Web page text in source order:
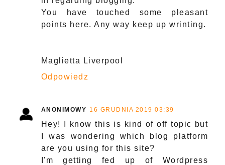
You have touched some pleasant
points here. Any way keep up wrinting.
Maglietta Liverpool
Odpowiedz
ANONIMOWY 16 GRUDNIA 2019 03:39
Hey! I know this is kind of off topic but
I was wondering which blog platform
are you using for this site?
I'm getting fed up of Wordpress